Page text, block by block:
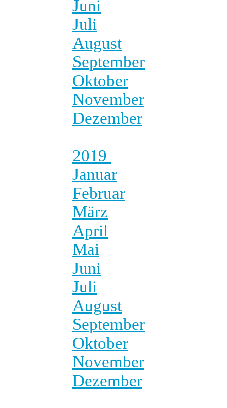
Juni
Juli
August
September
Oktober
November
Dezember
2019
Januar
Februar
März
April
Mai
Juni
Juli
August
September
Oktober
November
Dezember